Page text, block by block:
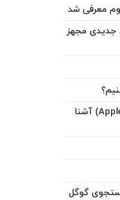
جدیدی مجهز
با ۱۰ ویژگی اولیه هوش اپل (Apple Intelligence) آشنا
گوگل